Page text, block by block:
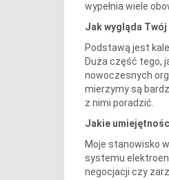
wypełnia wiele
Jak wygląda
Podstawą jest
Duża część tego,
nowoczesnych
mierzymy są
z nimi poradzić.
Jakie
Moje stanowisko
systemu
negocjacji czy